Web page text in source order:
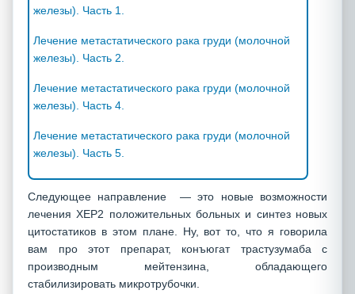
железы). Часть 1.
Лечение метастатического рака груди (молочной
железы). Часть 2.
Лечение метастатического рака груди (молочной
железы). Часть 4.
Лечение метастатического рака груди (молочной
железы). Часть 5.
Следующее направление — это новые возможности
лечения ХЕР2 положительных больных и синтез новых
цитостатиков в этом плане. Ну, вот то, что я говорила
вам про этот препарат, конъюгат трастузумаба с
производным мейтензина, обладающего
стабилизировать микротрубочки.